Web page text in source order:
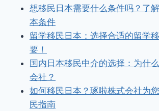
想移民日本需要什么条件吗？了
本条件
留学移民日本：选择合适的留学
要！
国内日本移民中介的选择：为什
会社？
如何移民日本？琢啦株式会社为
民指南